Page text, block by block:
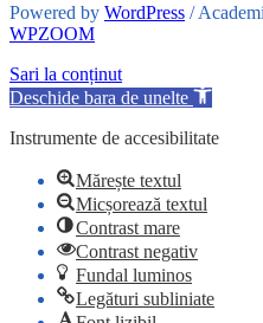
Powered by WordPress /
WPZOOM
Sari la conținut
Deschide bara de unelte
Instrumente de accesibilitate
Mărește textul
Micșorează textul
Contrast mare
Contrast negativ
Fundal luminos
Legături subliniate